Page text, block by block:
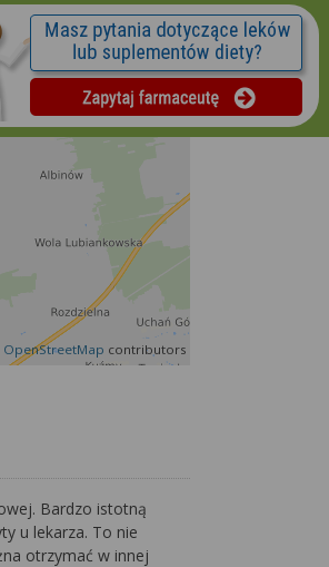
OpenStreetMap contributors
Bardzo istotną
u lekarza. To nie
otrzymać w innej